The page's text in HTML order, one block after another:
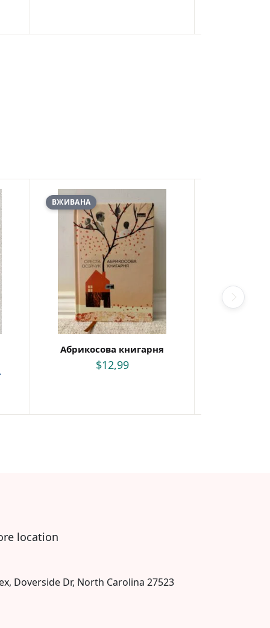
ВЖИВАНА
Абрикосова книгарня
$12,99
location
Doverside Dr, North Carolina 27523